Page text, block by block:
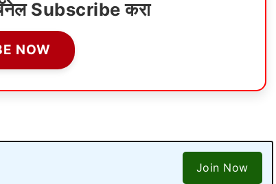
चॅनेल Subscribe करा
NOW
Join Now